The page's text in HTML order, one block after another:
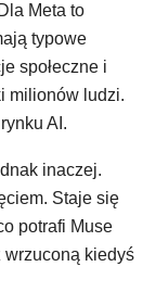
Meta to
typowe
społeczne i
milionów ludzi.
AI.
inaczej.
Staje się
potrafi Muse
wrzuconą kiedyś